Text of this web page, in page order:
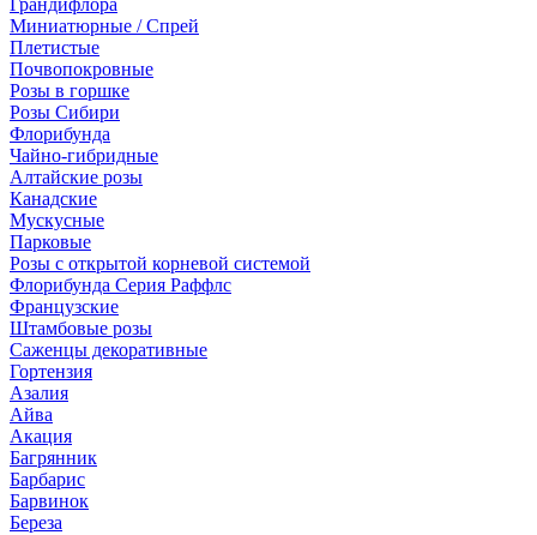
Грандифлора
Миниатюрные / Спрей
Плетистые
Почвопокровные
Розы в горшке
Розы Сибири
Флорибунда
Чайно-гибридные
Алтайские розы
Канадские
Мускусные
Парковые
Розы с открытой корневой системой
Флорибунда Серия Раффлс
Французские
Штамбовые розы
Саженцы декоративные
Гортензия
Азалия
Айва
Акация
Багрянник
Барбарис
Барвинок
Береза